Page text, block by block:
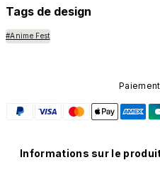
Tags de design
#Anime Fest
Informations sur le